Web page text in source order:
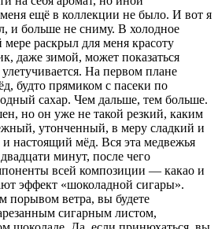
ещё в коллекции не было. И вот я
и больше не сниму. В холодное
раскрыл для меня красоту
даже зимой, может показаться
На первом плане
будто прямиком с пасеки по
сахар. Чем дальше, тем больше.
но он уже не такой резкий, каким
утонченный, в меру сладкий и
настоящий мёд. Вся эта медвежья
минут, после чего
всей композиции — какао и
эффект «шоколадной сигары».
ветра, вы будете
сигарным листом,